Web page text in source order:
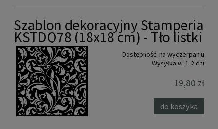
Szablon dekoracyjny Stamperia
KSTDQ78 (18x18 cm) - Tło listki
Dostępność: na wyczerpaniu
Wysyłka w: 1-2 dni
19,80 zł
do koszyka